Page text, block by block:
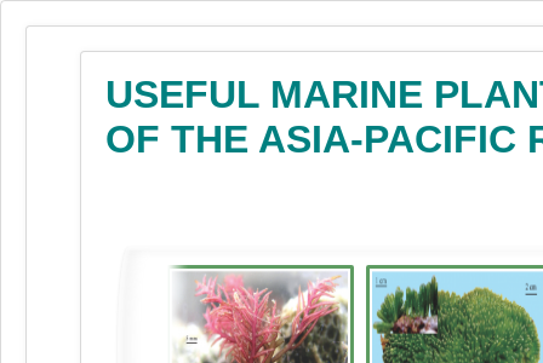
USEFUL MARINE
OF THE ASIA-PACIFIC